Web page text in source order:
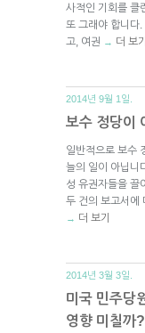
사적인 기회를 클
또 그래야 합니다
고, 여권 → 더 보기
2014년 9월 1일.
보수 정당이
일반적으로 보수
늘의 일이 아닙니
성 유권자들을 끌
두 건의 보고서에
→ 더 보기
2014년 3월 3일.
미국 민주당
영향 미칠까?